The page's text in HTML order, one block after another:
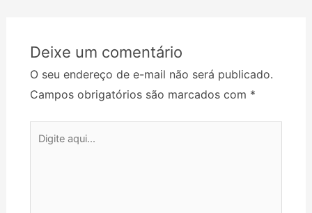
Deixe um comentário
O seu endereço de e-mail não será publicado.
Campos obrigatórios são marcados com *